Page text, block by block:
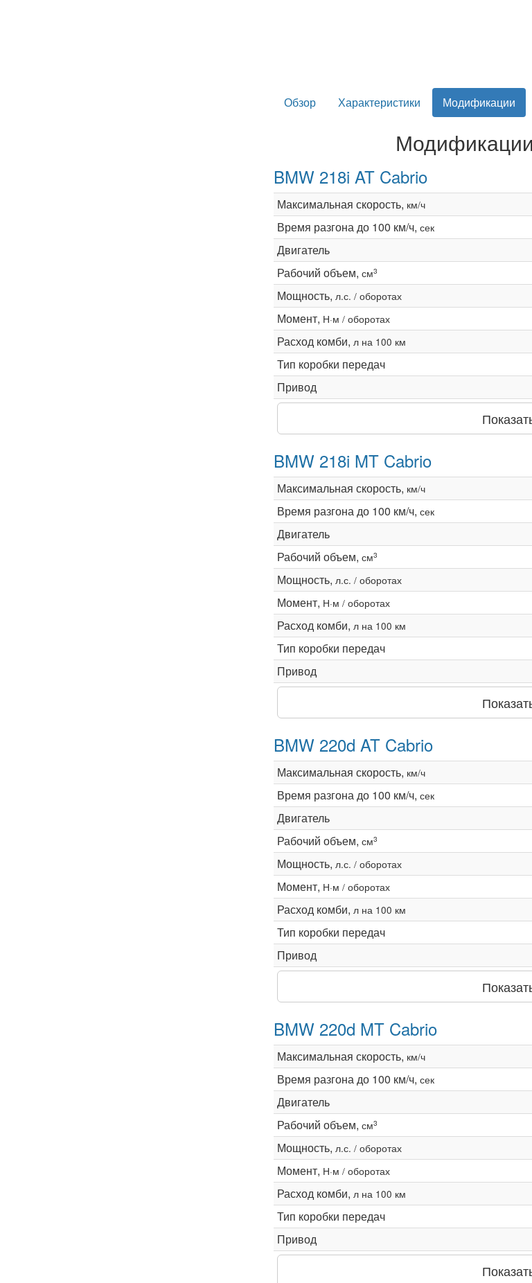
Обзор Характеристики Модификации
BMW 218i AT Cabrio
Максимальная скорость, км/ч
Время разгона до 100 км/ч, сек
Двигатель
Рабочий объем, см3
Мощность, л.с. / оборотах
Момент, Н·м / оборотах
Расход комби, л на 100 км
Тип коробки передач
Привод
BMW 218i MT Cabrio
Максимальная скорость, км/ч
Время разгона до 100 км/ч, сек
Двигатель
Рабочий объем, см3
Мощность, л.с. / оборотах
Момент, Н·м / оборотах
Расход комби, л на 100 км
Тип коробки передач
Привод
BMW 220d AT Cabrio
Максимальная скорость, км/ч
Время разгона до 100 км/ч, сек
Двигатель
Рабочий объем, см3
Мощность, л.с. / оборотах
Момент, Н·м / оборотах
Расход комби, л на 100 км
Тип коробки передач
Привод
BMW 220d MT Cabrio
Максимальная скорость, км/ч
Время разгона до 100 км/ч, сек
Двигатель
Рабочий объем, см3
Мощность, л.с. / оборотах
Момент, Н·м / оборотах
Расход комби, л на 100 км
Тип коробки передач
Привод